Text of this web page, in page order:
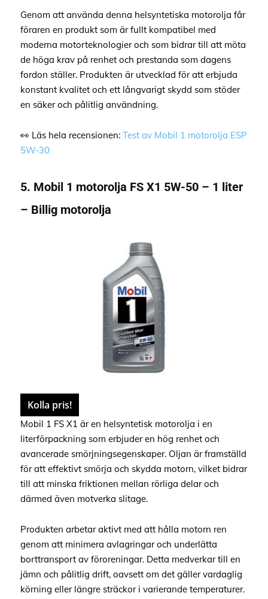
Genom att använda denna helsyntetiska motorolja får
föraren en produkt som är fullt kompatibel med
moderna motorteknologier och som bidrar till att möta
de höga krav på renhet och prestanda som dagens
fordon ställer. Produkten är utvecklad för att erbjuda
konstant kvalitet och ett långvarigt skydd som stöder
en säker och pålitlig användning.
👀 Läs hela recensionen: Test av Mobil 1 motorolja ESP
5W-30
5. Mobil 1 motorolja FS X1 5W-50 – 1 liter
– Billig motorolja
Kolla pris!
Mobil 1 FS X1 är en helsyntetisk motorolja i en
literförpackning som erbjuder en hög renhet och
avancerade smörjningsegenskaper. Oljan är framställd
för att effektivt smörja och skydda motorn, vilket bidrar
till att minska friktionen mellan rörliga delar och
därmed även motverka slitage.
Produkten arbetar aktivt med att hålla motorn ren
genom att minimera avlagringar och underlätta
borttransport av föroreningar. Detta medverkar till en
jämn och pålitlig drift, oavsett om det gäller vardaglig
körning eller längre sträckor i varierande temperaturer.